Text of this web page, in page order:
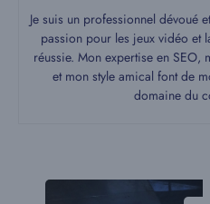
Je suis un professionnel dévoué
passion pour les jeux vidéo et
réussie. Mon expertise en
et mon style amical font de
domaine du